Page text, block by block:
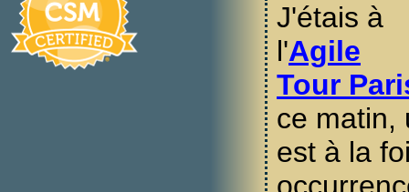
J'étais à
l'Agile
Tour
ce matin,
est à la